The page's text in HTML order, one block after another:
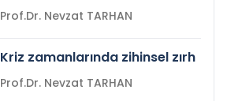
Prof.Dr. Nevzat TARHAN
Kriz zamanlarında zihinsel zırh
Prof.Dr. Nevzat TARHAN